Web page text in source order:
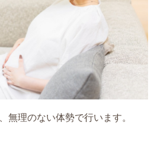
無理のない体勢で行います。